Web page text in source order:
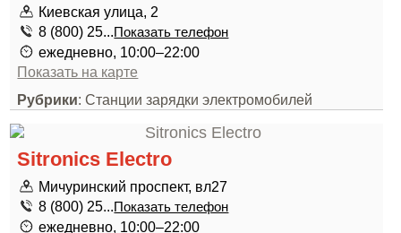
Киевская улица, 2
8 (800) 25...Показать телефон
ежедневно, 10:00–22:00
Показать на карте
Рубрики: Станции зарядки электромобилей
Sitronics Electro
Мичуринский проспект, вл27
8 (800) 25...Показать телефон
ежедневно, 10:00–22:00